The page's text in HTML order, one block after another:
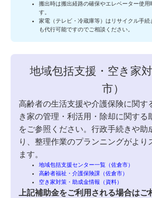
搬出時は搬出経路の確保やエレベーター使用
す。
家電（テレビ・冷蔵庫等）はリサイクル手
も代行可能ですのでご相談ください。
地域包括支援・空き家
市）
高齢者の生活支援や介護保険に関す
き家の管理・利活用・除却に関する
をご参照ください。行政手続きや助
り、整理作業のプランニングがより
ます。
地域包括支援センター一覧（佐倉市）
高齢者福祉・介護保険課（佐倉市）
空き家対策・助成金情報（資料）
上記補助金をご利用される場合はご